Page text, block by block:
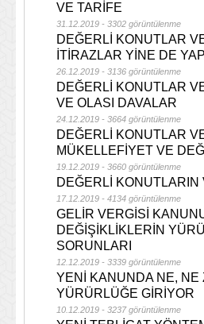
VE TARİFE
31.12.2019 - 3302 görüntülenme
DEĞERLİ KONUTLAR
İTİRAZLAR YİNE DE
26.12.2019 - 3136 görüntülenme
DEĞERLİ KONUTLAR
VE OLASI DAVALAR
24.12.2019 - 3664 görüntülenme
DEĞERLİ KONUTLAR
MÜKELLEFİYET VE
19.12.2019 - 3660 görüntülenme
DEĞERLİ KONUTLARIN
17.12.2019 - 4134 görüntülenme
GELİR VERGİSİ
DEĞİŞİKLİKLERİN
SORUNLARI
12.12.2019 - 3339 görüntülenme
YENİ KANUNDA NE, NE
YÜRÜRLÜĞE GİRİYOR
10.12.2019 - 3237 görüntülenme